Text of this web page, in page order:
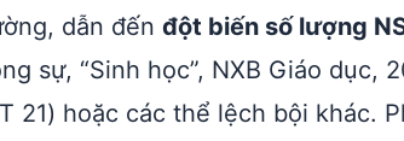
dẫn đến đột biến số lượng
sự, “Sinh học”, NXB Giáo dục,
21) hoặc các thể lệch bội khác.